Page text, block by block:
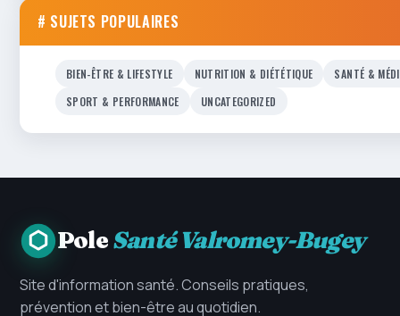
# SUJETS POPULAIRES
BIEN-ÊTRE & LIFESTYLE NUTRITION & DIÉTÉTIQUE
SANTÉ &
SPORT & PERFORMANCE
UNCATEGORIZED
PoleSanté Valromey-Bugey
Site d'information santé. Conseils pratiques,
prévention et bien-être au quotidien.